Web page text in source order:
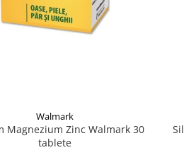
Walmark
Magnezium Zinc Walmark 30
tablete